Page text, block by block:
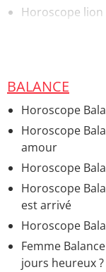
Horoscope
Horoscope
BALANCE
Horoscope
Horoscope
amour
Horoscope
Horoscope
est arrivé
Horoscope
Femme
jours heureux ?